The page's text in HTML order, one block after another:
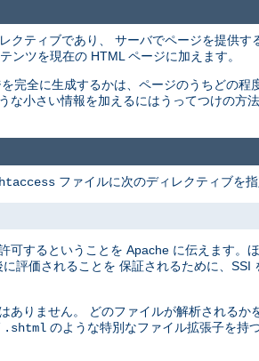
ティブであり、 サーバでページを提供
ンツを現在の HTML ページに加えます。
完全に生成するかは、ページのうちどの
小さい情報を加えるにはうってつけの方
ファイルに次のディレクティブを
可するということを Apache に伝えます。
評価されることを 保証されるために、SSI
りません。 どのファイルが解析される
.shtml のような特別なファイル拡張子を持